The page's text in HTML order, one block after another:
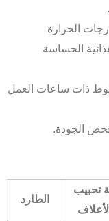
الحرارة
الحساسة
ذات ساعات العمل
الجودة.
تحبيب
الأعلاف
الطارد